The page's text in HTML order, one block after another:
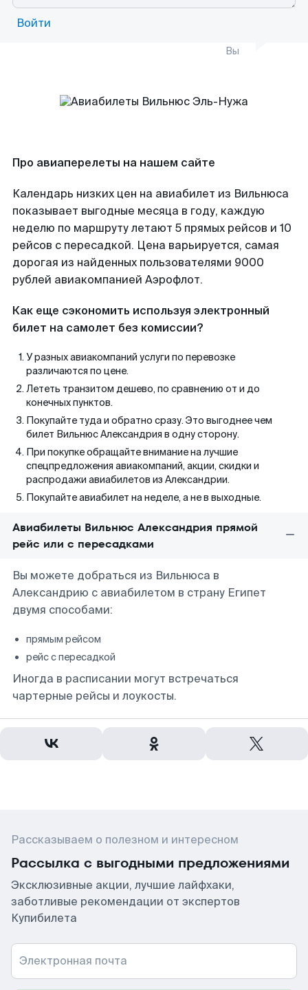
Войти
Вы
Про авиаперелеты на нашем сайте
Календарь низких цен на авиабилет из Вильнюса
показывает выгодные месяца в году, каждую
неделю по маршруту летают 5 прямых рейсов и 10
рейсов с пересадкой. Цена варьируется, самая
дорогая из найденных пользователями 9000
рублей авиакомпанией Аэрофлот.
Как еще сэкономить используя электронный
билет на самолет без комиссии?
У разных авиакомпаний услуги по перевозке
различаются по цене.
Лететь транзитом дешево, по сравнению от и до
конечных пунктов.
Покупайте туда и обратно сразу. Это выгоднее чем
билет Вильнюс Александрия в одну сторону.
При покупке обращайте внимание на лучшие
спецпредложения авиакомпаний, акции, скидки и
распродажи авиабилетов из Александрии.
Покупайте авиабилет на неделе, а не в выходные.
Авиабилеты Вильнюс Александрия прямой
рейс или с пересадками
Вы можете добраться из Вильнюса в
Александрию с авиабилетом в страну Египет
двумя способами:
прямым рейсом
рейс с пересадкой
Иногда в расписании могут встречаться
чартерные рейсы и лоукосты.
Рассказываем о полезном и интересном
Рассылка с выгодными предложениями
Эксклюзивные акции, лучшие лайфхаки,
заботливые рекомендации от экспертов
Купибилета
Электронная почта